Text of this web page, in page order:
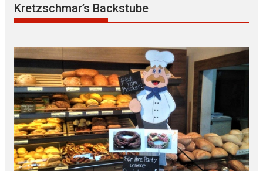
Kretzschmar’s Backstube